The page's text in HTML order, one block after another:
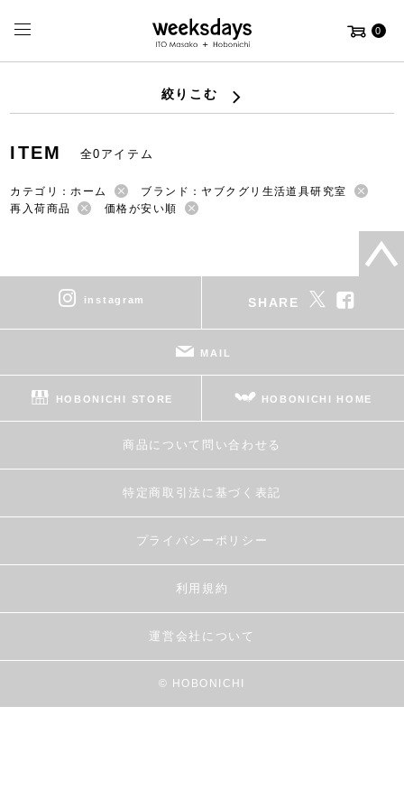
0
絞りこむ
ITEM 全0アイテム
カテゴリ：ホーム
ブランド：ヤブクグリ生活道具研究室
再入荷商品
価格が安い順
instagram SHARE
MAIL
HOBONICHI STORE HOBONICHI HOME
商品について問い合わせる
特定商取引法に基づく表記
プライバシーポリシー
利用規約
運営会社について
© HOBONICHI